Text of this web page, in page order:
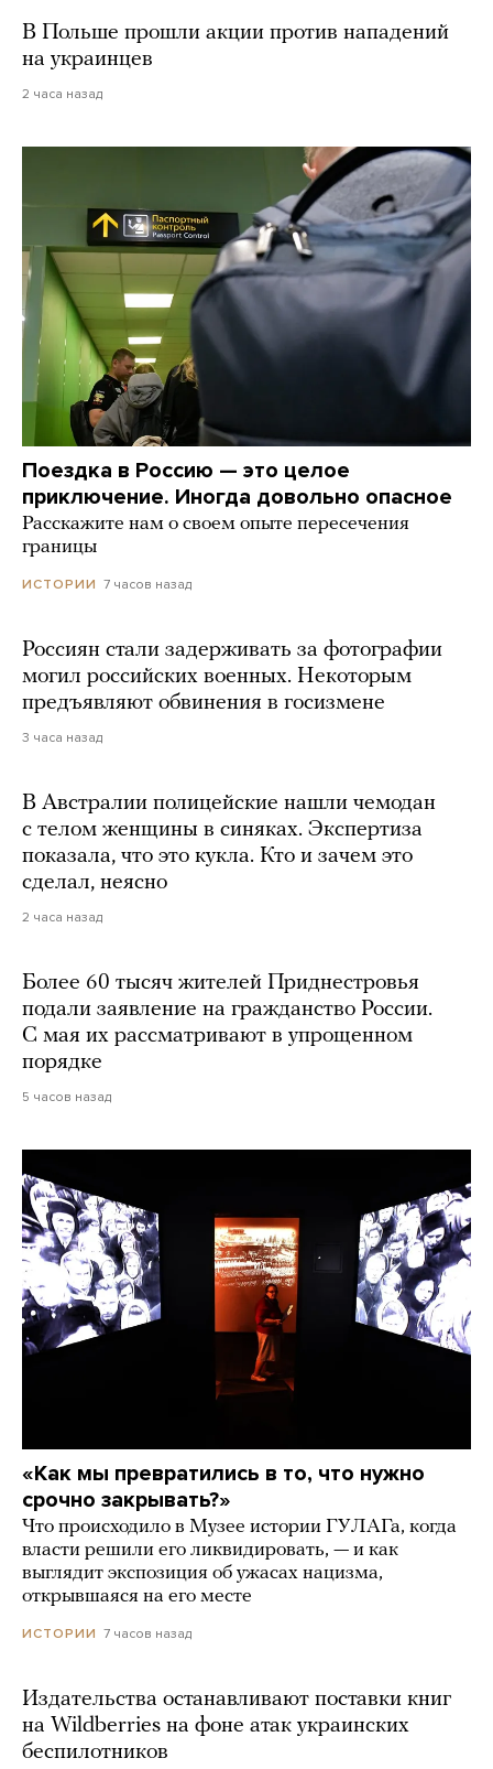
В Польше прошли акции против нападений
на украинцев
2 часа назад
Поездка в Россию — это целое
приключение. Иногда довольно опасное
Расскажите нам о своем опыте пересечения
границы
ИСТОРИИ 7 часов назад
Россиян стали задерживать за фотографии
могил российских военных. Некоторым
предъявляют обвинения в госизмене
3 часа назад
В Австралии полицейские нашли чемодан
с телом женщины в синяках. Экспертиза
показала, что это кукла. Кто и зачем это
сделал, неясно
2 часа назад
Более 60 тысяч жителей Приднестровья
подали заявление на гражданство России.
С мая их рассматривают в упрощенном
порядке
5 часов назад
«Как мы превратились в то, что нужно
срочно закрывать?»
Что происходило в Музее истории ГУЛАГа, когда
власти решили его ликвидировать, — и как
выглядит экспозиция об ужасах нацизма,
открывшаяся на его месте
ИСТОРИИ 7 часов назад
Издательства останавливают поставки книг
на Wildberries на фоне атак украинских
беспилотников